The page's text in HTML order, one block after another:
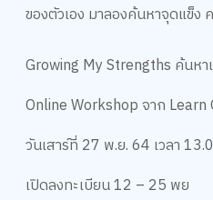
ของตัวเอง มาลองค้นหาจุดแข็ง
Growing My Strengths ค้นห
Online Workshop จาก Learn
วันเสาร์ที่ 27 พ.ย. 64 เวลา
เปิดลงทะเบียน 12 – 25 พย